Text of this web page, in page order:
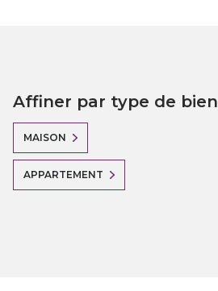
Affiner par type de bien
MAISON
APPARTEMENT